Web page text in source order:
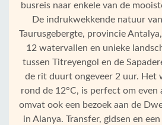
busreis naar enkele van de
De indrukwekkende natuur
Taurusgebergte, provincie
12 watervallen en unieke
tussen Titreyengol en de
de rit duurt ongeveer 2 uur. Het
rond de 12°C, is perfect om
omvat ook een bezoek aan de
in Alanya. Transfer, gidsen en